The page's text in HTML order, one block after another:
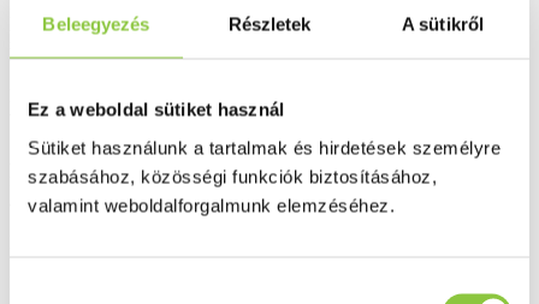
Beleegyezés Részletek A sütikről
Ez a weboldal sütiket használ
Sütiket használunk a tartalmak és hirdetések személyre
szabásához, közösségi funkciók biztosításához,
valamint weboldalforgalmunk elemzéséhez.
rágás nélkül nyelje le. Rendszeresen előforduló enyhe emésztési
panaszok esetén 2-3 hónapos kúraszerű fogyasztása javasolt. Egy
hónap elteltével a kúra ismét folytatható.
virágzatúakra érzékenyek számára nem ajánlott!
Az ajánlott napi adagot ne lépje túl! Az étrend-kiegészítő
fogyasztása nem helyettesíti a kiegyensúlyozott vegyes étrendet és
az egészséges életmódot. Gyermekektől elzárva tartandó!